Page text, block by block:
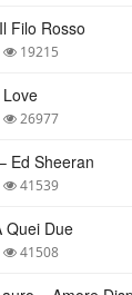
Filo Rosso
19215
26977
Ed Sheeran
41539
Quei Due
41508